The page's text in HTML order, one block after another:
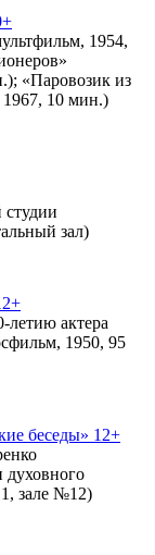
1954,
«Паровозик из
10 мин.)
студии
зал)
актера
1950, 95
беседы» 12+
духовного
зале №12)